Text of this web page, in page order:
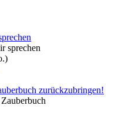
zurückzubringen!